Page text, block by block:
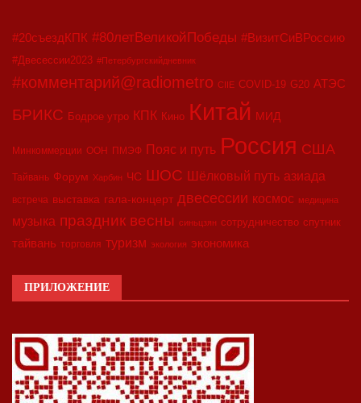
#20съездКПК #80летВеликойПобеды #ВизитСиВРоссию
#Двесессии2023 #Петербургскийдневник
#комментарий@radiometro CIIE COVID-19 G20 АТЭС
БРИКС Бодрое утро КПК Кино Китай МИД
Минкоммерции ООН ПМЭФ Пояс и путь Россия США
Тайвань Форум Харбин ЧС ШОС Шёлковый путь азиада
встреча выставка гала-концерт двесессии космос медицина
музыка праздник весны синьцзян сотрудничество спутник
тайвань торговля туризм экология экономика
ПРИЛОЖЕНИЕ